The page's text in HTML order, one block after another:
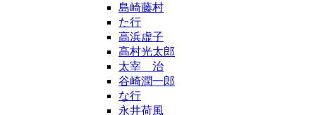
島崎藤村
た行
高浜虚子
高村光太郎
太宰 治
谷崎潤一郎
な行
永井荷風